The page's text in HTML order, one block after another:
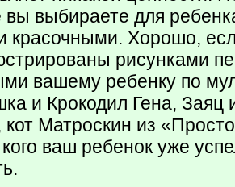
вы выбираете для
красочными. Хорошо,
рисунками
вашему ребенку по
и Крокодил Гена, Заяц
кот Матроскин из
кого ваш ребенок уже